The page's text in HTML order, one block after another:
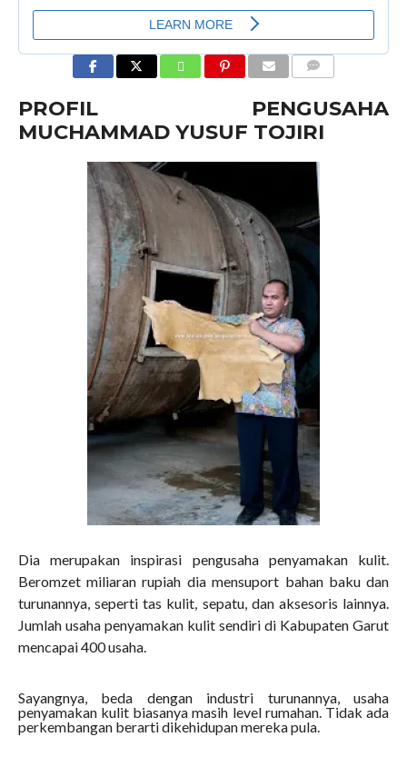
PROFIL PENGUSAHA
MUCHAMMAD YUSUF TOJIRI
Dia merupakan inspirasi pengusaha penyamakan kulit.
Beromzet miliaran rupiah dia mensuport bahan baku dan
turunannya, seperti tas kulit, sepatu, dan aksesoris lainnya.
Jumlah usaha penyamakan kulit sendiri di Kabupaten Garut
mencapai 400 usaha.
Sayangnya, beda dengan industri turunannya, usaha
penyamakan kulit biasanya masih level rumahan. Tidak ada
perkembangan berarti dikehidupan mereka pula.